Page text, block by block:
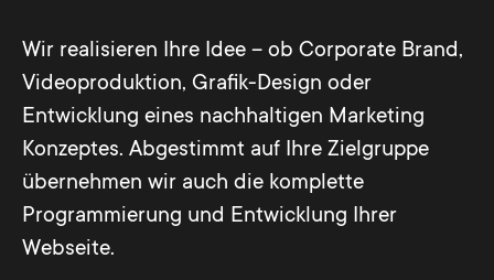
Wir realisieren Ihre Idee – ob Corporate Brand,
Videoproduktion, Grafik-Design oder
Entwicklung eines nachhaltigen Marketing
Konzeptes. Abgestimmt auf Ihre Zielgruppe
übernehmen wir auch die komplette
Programmierung und Entwicklung Ihrer
Webseite.